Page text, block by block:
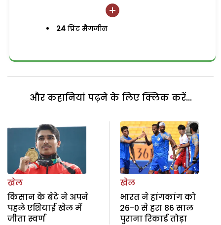
24 प्रिंट मैगजीन
और कहानियां पढ़ने के लिए क्लिक करें...
खेल
किसान के बेटे ने अपने
पहले एशियाई खेल में
जीता स्वर्ण
खेल
भारत ने हांगकांग को
26-0 से हरा 86 साल
पुराना रिकार्ड तोड़ा